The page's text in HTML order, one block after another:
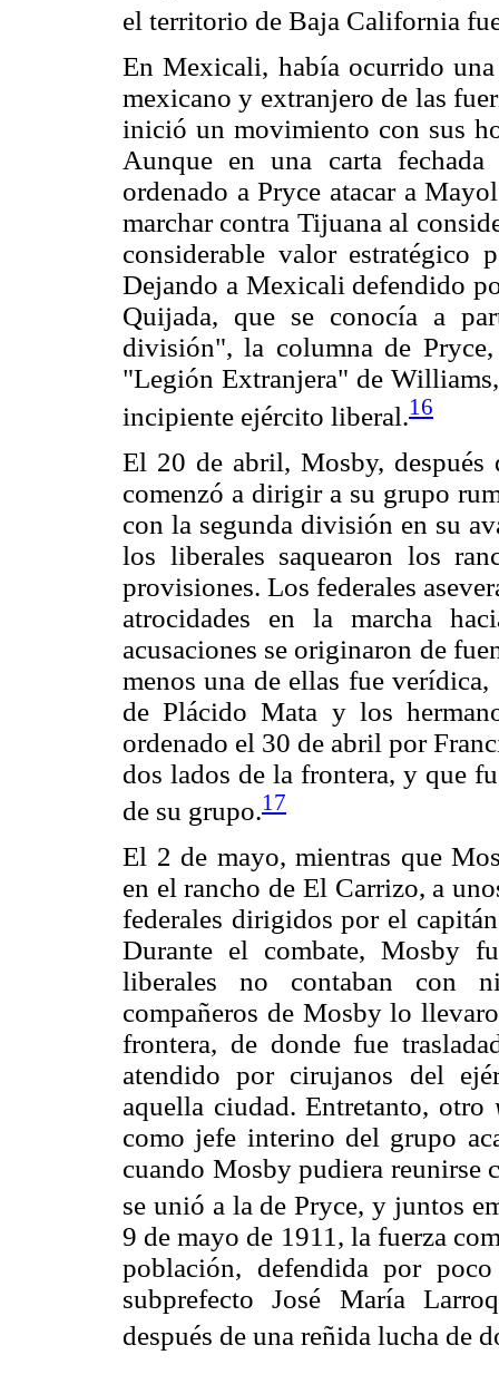
el territorio de Baja California
En Mexicali, había ocurrido
mexicano y extranjero de las
inició un movimiento con sus
Aunque en una carta
ordenado a Pryce atacar a
marchar contra Tijuana al
considerable valor estratégico
Dejando a Mexicali defendido
Quijada, que se conocía a
división", la columna de
"Legión Extranjera" de
incipiente ejército liberal.16
El 20 de abril, Mosby, después
comenzó a dirigir a su grupo
con la segunda división en su
los liberales saquearon los
provisiones. Los federales
atrocidades en la marcha
acusaciones se originaron de
menos una de ellas fue
de Plácido Mata y los
ordenado el 30 de abril por
dos lados de la frontera, y que
de su grupo.17
El 2 de mayo, mientras que
en el rancho de El Carrizo, a
federales dirigidos por el
Durante el combate, Mosby
liberales no contaban con
compañeros de Mosby lo
frontera, de donde fue
atendido por cirujanos del
aquella ciudad. Entretanto, otro
como jefe interino del grupo
cuando Mosby pudiera reunirse
se unió a la de Pryce, y juntos
9 de mayo de 1911, la fuerza
población, defendida por
subprefecto José María
después de una reñida lucha de